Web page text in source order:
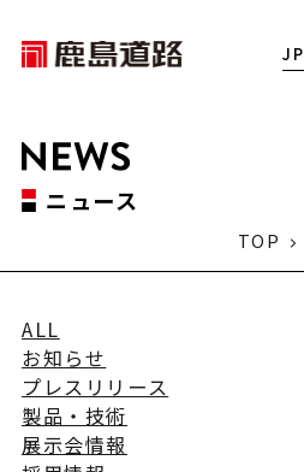
JP
ニュース
TOP
ALL
お知らせ
プレスリリース
製品・技術
展示会情報